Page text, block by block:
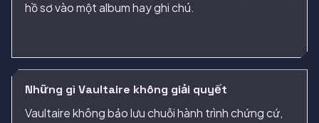
hồ sơ vào một album hay ghi chú.
Những gì Vaultaire không giải quyết
Vaultaire không bảo lưu chuỗi hành trình chứng cứ,